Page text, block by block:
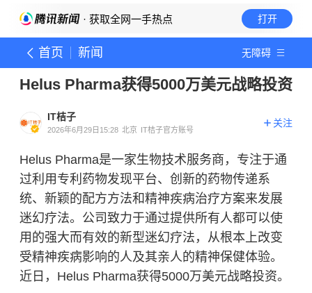
· 获取全网一手热点 打开
首页 新闻 无障碍
Helus Pharma获得5000万美元战略投资
IT桔子
2026年6月29日15:28 北京 IT桔子官方账号
关注
Helus Pharma是一家生物技术服务商，专注于通
过利用专利药物发现平台、创新的药物传递系
统、新颖的配方方法和精神疾病治疗方案来发展
迷幻疗法。公司致力于通过提供所有人都可以使
用的强大而有效的新型迷幻疗法，从根本上改变
受精神疾病影响的人及其亲人的精神保健体验。
近日，Helus Pharma获得5000万美元战略投资。